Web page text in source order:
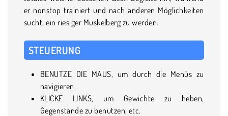
er nonstop trainiert und nach anderen Möglichkeiten
sucht, ein riesiger Muskelberg zu werden.
STEUERUNG
BENUTZE DIE MAUS, um durch die Menüs zu
navigieren.
KLICKE LINKS, um Gewichte zu heben,
Gegenstände zu benutzen, etc.